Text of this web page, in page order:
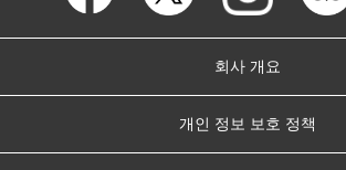
회사 개요
개인 정보 보호 정책